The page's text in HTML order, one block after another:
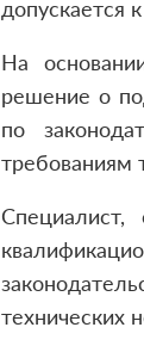
допускается
На
решение о
по
требованиям
технических